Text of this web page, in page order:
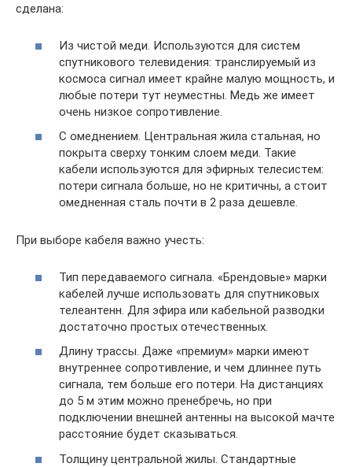
сделана:
Из чистой меди. Используются для систем
спутникового телевидения: транслируемый из
космоса сигнал имеет крайне малую мощность, и
любые потери тут неуместны. Медь же имеет
очень низкое сопротивление.
С омеднением. Центральная жила стальная, но
покрыта сверху тонким слоем меди. Такие
кабели используются для эфирных телесистем:
потери сигнала больше, но не критичны, а стоит
омедненная сталь почти в 2 раза дешевле.
При выборе кабеля важно учесть:
Тип передаваемого сигнала. «Брендовые» марки
кабелей лучше использовать для спутниковых
телеантенн. Для эфира или кабельной разводки
достаточно простых отечественных.
Длину трассы. Даже «премиум» марки имеют
внутреннее сопротивление, и чем длиннее путь
сигнала, тем больше его потери. На дистанциях
до 5 м этим можно пренебречь, но при
подключении внешней антенны на высокой мачте
расстояние будет сказываться.
Толщину центральной жилы. Стандартные